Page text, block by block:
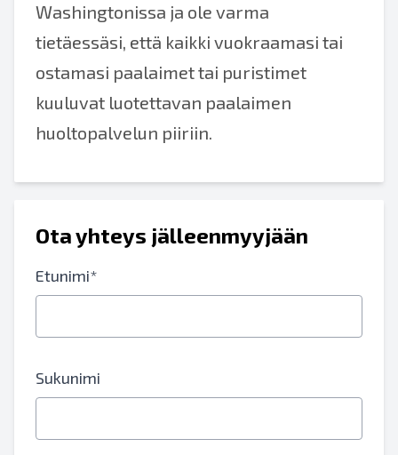
Washingtonissa ja ole varma
tietäessäsi, että kaikki vuokraamasi tai
ostamasi paalaimet tai puristimet
kuuluvat luotettavan paalaimen
huoltopalvelun piiriin.
Ota yhteys jälleenmyyjään
Etunimi*
Sukunimi